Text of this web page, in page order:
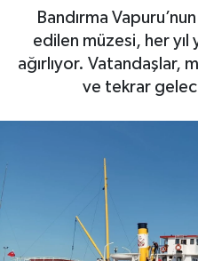
Bandırma
edilen müzesi, her
ağırlıyor. Vatandaşlar,
ve tekrar